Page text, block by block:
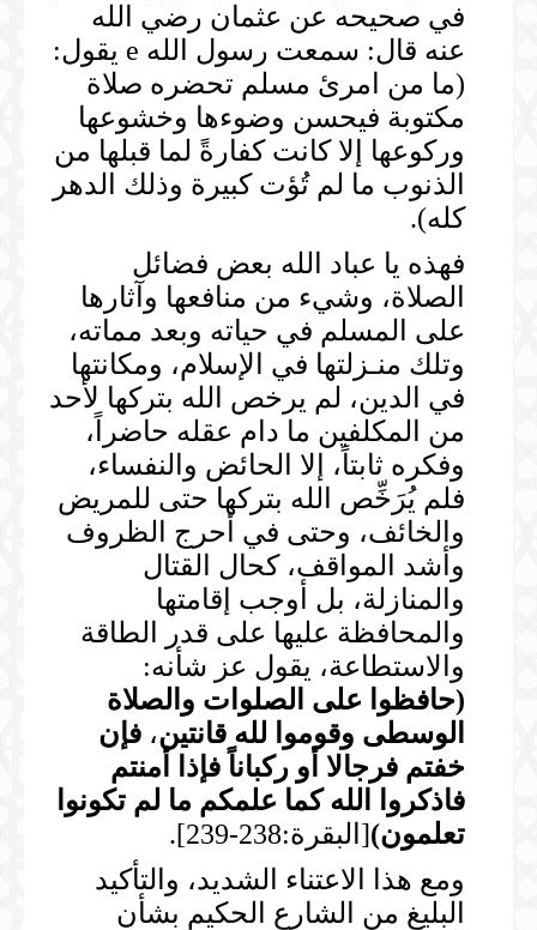
في صحيحه عن عثمان رضي الله
عنه قال: سمعت رسول الله e يقول:
(ما من امرئ مسلم تحضره صلاة
مكتوبة فيحسن وضوءها وخشوعها
وركوعها إلا كانت كفارةً لما قبلها من
الذنوب ما لم تُؤت كبيرة وذلك الدهر
كله).
فهذه يا عباد الله بعض فضائل
الصلاة، وشيء من منافعها وآثارها
على المسلم في حياته وبعد مماته،
وتلك منـزلتها في الإسلام، ومكانتها
في الدين، لم يرخص الله بتركها لأحد
من المكلفين ما دام عقله حاضراً،
وفكره ثابتاً، إلا الحائض والنفساء،
فلم يُرَخِّص الله بتركها حتى للمريض
والخائف، وحتى في أحرج الظروف
وأشد المواقف، كحال القتال
والمنازلة، بل أوجب إقامتها
والمحافظة عليها على قدر الطاقة
والاستطاعة، يقول عز شأنه:
(حافظوا على الصلوات والصلاة
الوسطى وقوموا لله قانتين، فإن
خفتم فرجالا أو ركباناً فإذا أمنتم
فاذكروا الله كما علمكم ما لم تكونوا
تعلمون)[البقرة:238-239].
ومع هذا الاعتناء الشديد، والتأكيد
البليغ من الشارع الحكيم بشأن